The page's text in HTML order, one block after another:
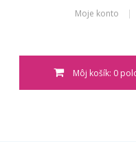
Moje konto
Môj košík: 0